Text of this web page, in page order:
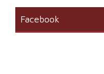
Facebook